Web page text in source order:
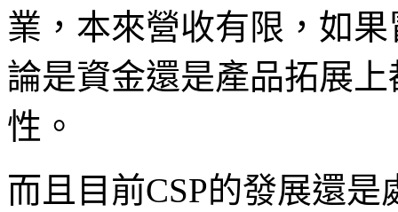
業，本來營收有限，如
論是資金還是產品拓展
性。
而且目前CSP的發展還